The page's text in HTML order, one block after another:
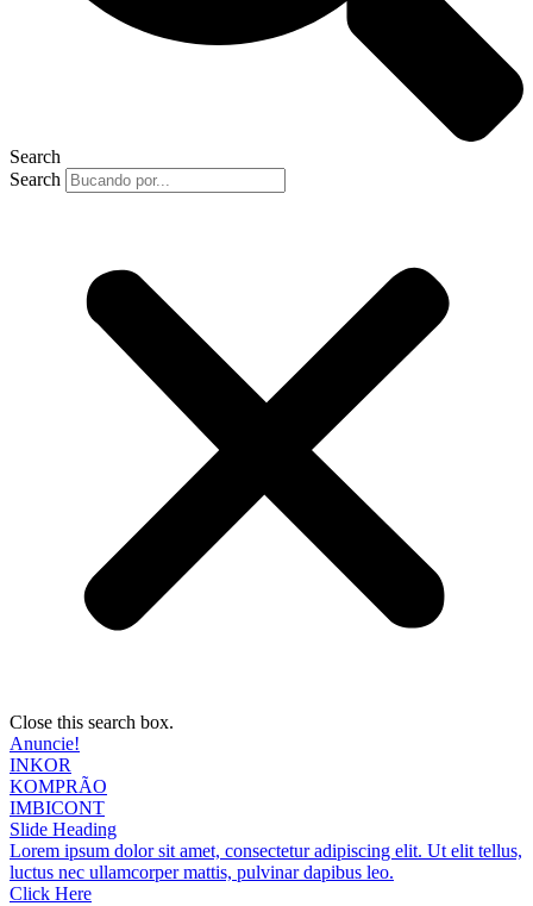
Search
Search
Close this search box.
Anuncie!
INKOR
KOMPRÃO
IMBICONT
Slide Heading
Lorem ipsum dolor sit amet, consectetur adipiscing elit. Ut elit tellus,
luctus nec ullamcorper mattis, pulvinar dapibus leo.
Click Here